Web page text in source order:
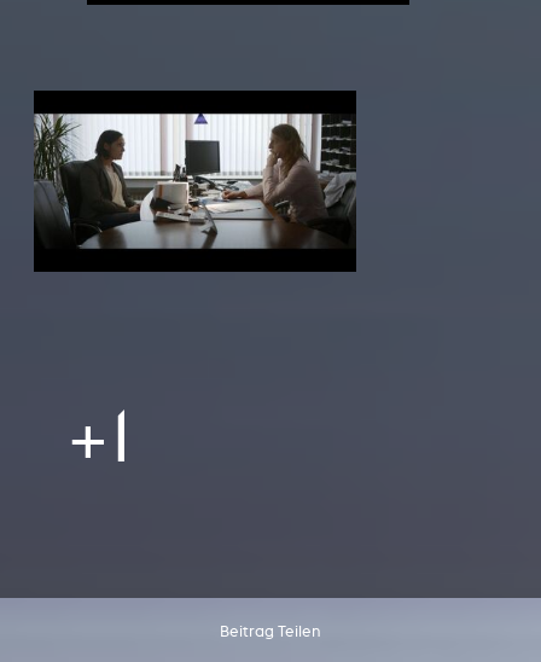
+1
Beitrag Teilen